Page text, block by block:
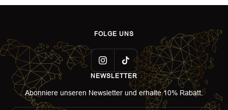
FOLGE UNS
NEWSLETTER
Abonniere unseren Newsletter und erhalte 10% Rabatt.